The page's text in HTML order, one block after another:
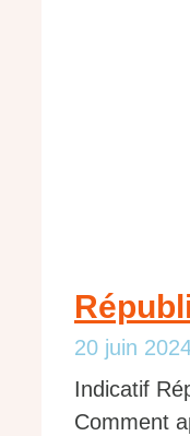
20 juin
Indicatif
Comment